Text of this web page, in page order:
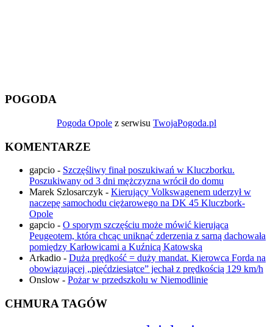
POGODA
Pogoda Opole z serwisu TwojaPogoda.pl
KOMENTARZE
gapcio - Szczęśliwy finał poszukiwań w Kluczborku.
Poszukiwany od 3 dni mężczyzna wrócił do domu
Marek Szlosarczyk - Kierujący Volkswagenem uderzył w
naczepę samochodu ciężarowego na DK 45 Kluczbork-
Opole
gapcio - O sporym szczęściu może mówić kierująca
Peugeotem, która chcąc uniknąć zderzenia z sarną dachowała
pomiędzy Karłowicami a Kuźnicą Katowską
Arkadio - Duża prędkość = duży mandat. Kierowca Forda na
obowiązującej „pięćdziesiątce” jechał z prędkością 129 km/h
Onslow - Pożar w przedszkolu w Niemodlinie
CHMURA TAGÓW